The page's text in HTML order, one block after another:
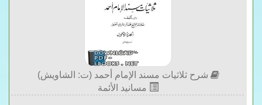
شرح ثلاثيات مسند الإمام أحمد (ت: الشاويش)
مسانيد الأئمة